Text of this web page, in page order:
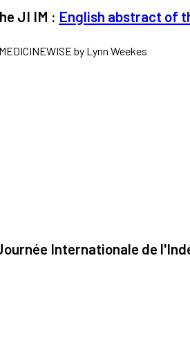
JI IM : English abstract of
by Lynn Weekes
Internationale de